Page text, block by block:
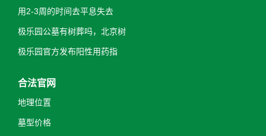
用2-3周的时间去平息失去
极乐园公墓有树葬吗，北京树
极乐园官方发布阳性用药指
合法官网
地理位置
墓型价格